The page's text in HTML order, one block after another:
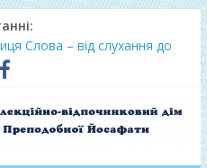
Слова – від слухання до